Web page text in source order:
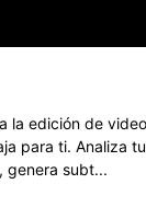
la edición de
para ti. Analiza
genera subt...